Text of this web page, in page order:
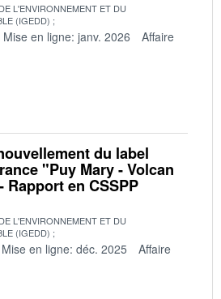
L'ENVIRONNEMENT ET DU
(IGEDD)
Mise en ligne: janv. 2026
Affaire
du label
"Puy Mary - Volcan
Rapport en CSSPP
L'ENVIRONNEMENT ET DU
(IGEDD)
Mise en ligne: déc. 2025
Affaire